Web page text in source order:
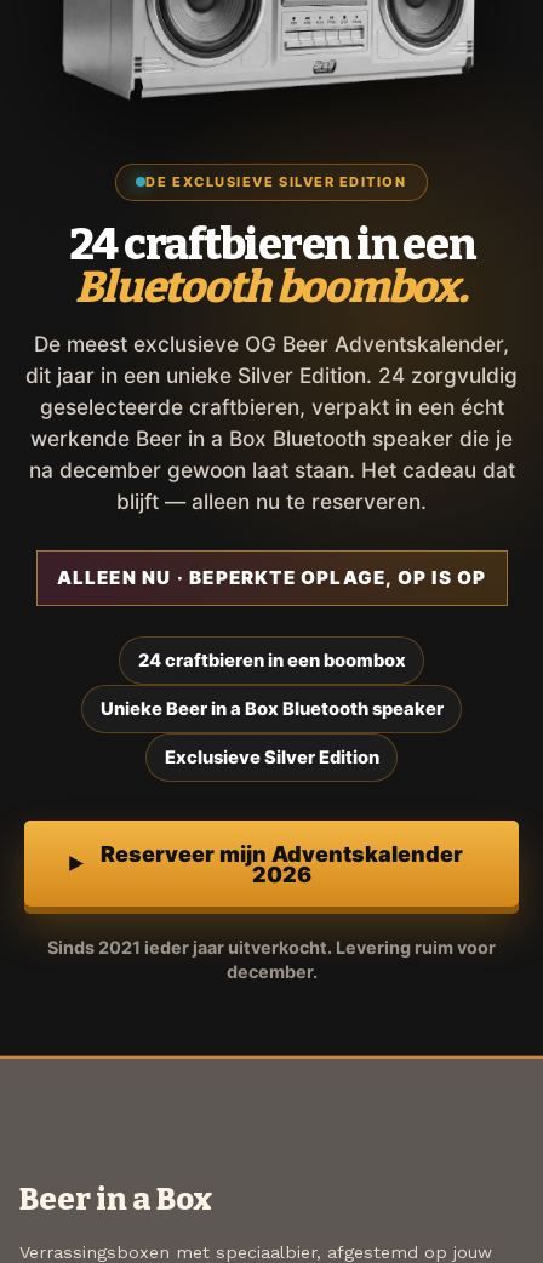
DE EXCLUSIEVE SILVER EDITION
24 craftbieren in een
Bluetooth boombox.
De meest exclusieve OG Beer Adventskalender,
dit jaar in een unieke Silver Edition. 24 zorgvuldig
geselecteerde craftbieren, verpakt in een écht
werkende Beer in a Box Bluetooth speaker die je
na december gewoon laat staan. Het cadeau dat
blijft — alleen nu te reserveren.
ALLEEN NU · BEPERKTE OPLAGE, OP IS OP
24 craftbieren in een boombox
Unieke Beer in a Box Bluetooth speaker
Exclusieve Silver Edition
Reserveer mijn Adventskalender
2026
Sinds 2021 ieder jaar uitverkocht. Levering ruim voor
december.
Beer in a Box
Verrassingsboxen met speciaalbier, afgestemd op jouw